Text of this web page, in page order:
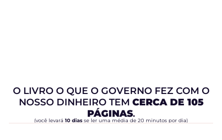
O LIVRO O QUE O GOVERNO FEZ COM O
NOSSO DINHEIRO TEM CERCA DE 105
PÁGINAS.
(você levará 10 dias se ler uma média de 20 minutos por dia)